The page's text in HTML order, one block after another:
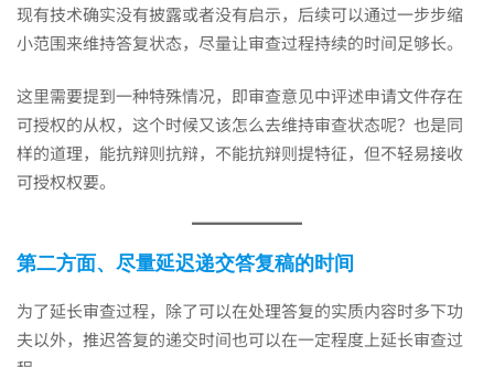
现有技术确实没有披露或者没有启示，后续可以通过一步步缩
小范围来维持答复状态，尽量让审查过程持续的时间足够长。
这里需要提到一种特殊情况，即审查意见中评述申请文件存在
可授权的从权，这个时候又该怎么去维持审查状态呢？也是同
样的道理，能抗辩则抗辩，不能抗辩则提特征，但不轻易接收
可授权权要。
第二方面、尽量延迟递交答复稿的时间
为了延长审查过程，除了可以在处理答复的实质内容时多下功
夫以外，推迟答复的递交时间也可以在一定程度上延长审查过